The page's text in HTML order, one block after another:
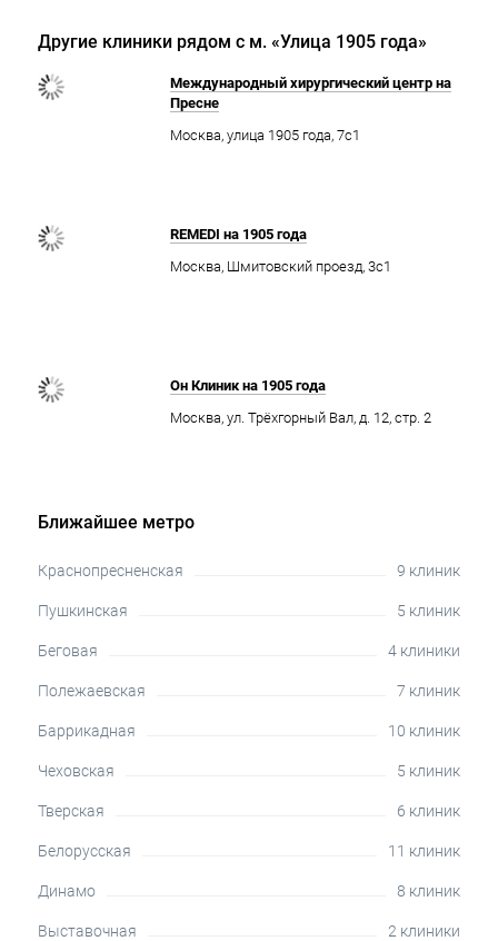
Другие клиники рядом с м. «Улица 1905 года»
Международный хирургический центр на
Пресне
Москва, улица 1905 года, 7с1
REMEDI на 1905 года
Москва, Шмитовский проезд, 3с1
Он Клиник на 1905 года
Москва, ул. Трёхгорный Вал, д. 12, стр. 2
Ближайшее метро
Краснопресненская 9 клиник
Пушкинская 5 клиник
Беговая 4 клиники
Полежаевская 7 клиник
Баррикадная 10 клиник
Чеховская 5 клиник
Тверская 6 клиник
Белорусская 11 клиник
Динамо 8 клиник
Выставочная 2 клиники